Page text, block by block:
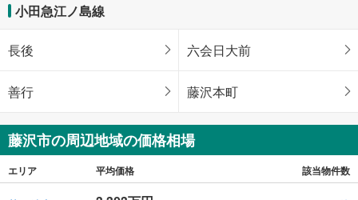
小田急江ノ島線
長後 六会日大前
善行 藤沢本町
藤沢市の周辺地域の価格相場
エリア 平均価格 該当物件数